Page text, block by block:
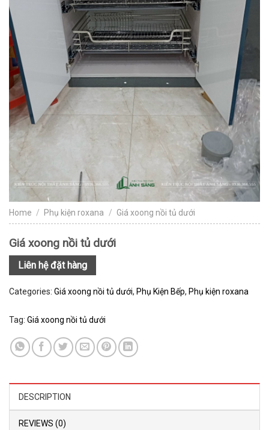
Home / Phụ kiện roxana / Giá xoong nồi tủ dưới
Giá xoong nồi tủ dưới
Liên hệ đặt hàng
Categories: Giá xoong nồi tủ dưới, Phụ Kiện Bếp, Phụ kiện roxana
Tag: Giá xoong nồi tủ dưới
DESCRIPTION
REVIEWS (0)